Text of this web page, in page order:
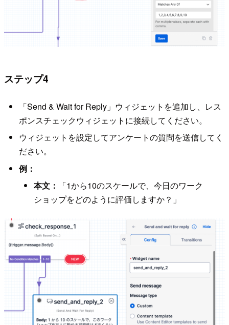
ステップ4
「Send & Wait for Reply」ウィジェットを追加し、レス
ポンスチェックウィジェットに接続してください。
ウィジェットを設定してアンケートの質問を送信してく
ださい。
例：
本文：
「1から10のスケールで、今日のワーク
ショップをどのように評価しますか？」